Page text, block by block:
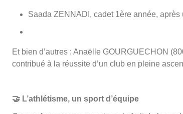
Saada ZENNADI, cadet 1ère année,
Et bien d’autres : Anaëlle GOURGUECHON
contribué à la réussite d’un club en pleine
🤝 L’athlétisme, un sport d’équipe